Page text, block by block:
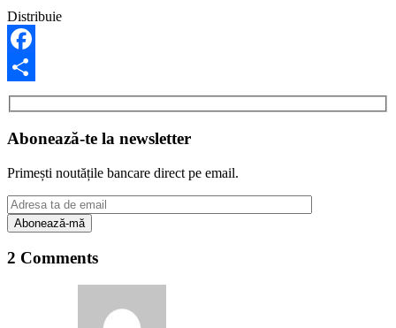
Distribuie
Facebook
Share
Abonează-te la newsletter
Primești noutățile bancare direct pe email.
2 Comments